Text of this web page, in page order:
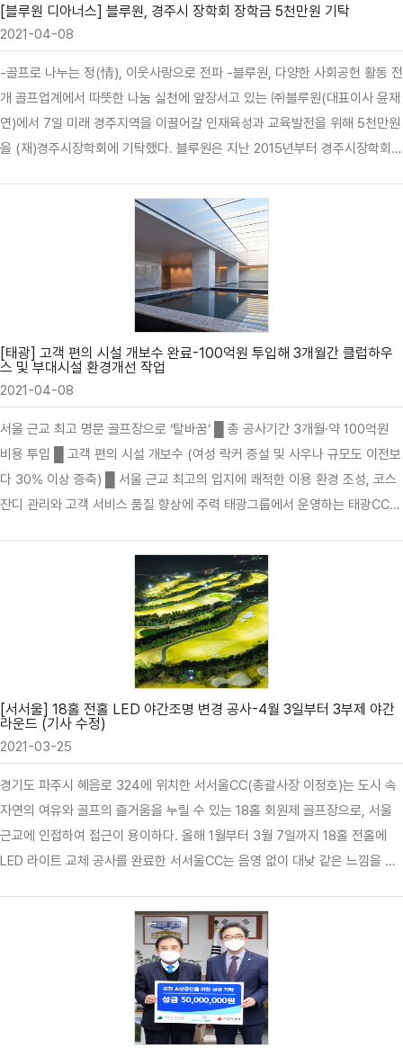
[블루원 디아너스] 블루원, 경주시 장학회 장학금 5천만원 기탁
2021-04-08
-골프로 나누는 정(情), 이웃사랑으로 전파 -블루원, 다양한 사회공헌 활동 전
개 골프업계에서 따뜻한 나눔 실천에 앞장서고 있는 ㈜블루원(대표이사 윤재
연)에서 7일 미래 경주지역을 이끌어갈 인재육성과 교육발전을 위해 5천만원
을 (재)경주시장학회에 기탁했다. 블루원은 지난 2015년부터 경주시장학회에
19로 인해 어려움을 겪고 있는 경주지역 학생들에게 희망을 전달하는데 목적
로 인해 힘들어 하는 경주 지역 학생들에게 작은 희망과 용기가 되길 바란
다”면서, “앞으로도 경주 지역 내 소외이웃에 대한 지원과 나눔의 선순환에 적
극적으로 앞장서겠다”고 강조했다. 이에 (재)경주시장학회 이사장(경주시장
주낙영)은 “코로나19로 사회적 양극화 심화가 우려되는 가운데 책임의식을
가지고 ‘노블레스 오블리주’ 정신을 발휘해 준 블루원…
[태광] 고객 편의 시설 개보수 완료-100억원 투입해 3개월간 클럽하우
스 및 부대시설 환경개선 작업
2021-04-08
서울 근교 최고 명문 골프장으로 ‘탈바꿈’ █ 총 공사기간 3개월∙약 100억원
비용 투입 █ 고객 편의 시설 개보수 (여성 락커 증설 및 사우나 규모도 이전보
다 30% 이상 증축) █ 서울 근교 최고의 입지에 쾌적한 이용 환경 조성, 코스
잔디 관리와 고객 서비스 품질 향상에 주력 태광그룹에서 운영하는 태광CC가
월에 걸쳐 클럽하우스 부대시설 증축 및 개보수 및 코스 배수 불량지 개선 공
사를 대대적으로 실시하였다. 이번 공사는 클럽하우스 노후 설비 전체교체, 남
녀 사우나 시설 증축과 리모델링, 골프 용품샵 확장, 코스 내 그늘집 환경 개선
과 무인 편의점 입점, 골프 연습장 전면 보수와 더불어 18홀 코스 배수 불량지
개선 및 그린 선형 공사를 시행함으로써 골프장의 수준을 획기…
[서서울] 18홀 전홀 LED 야간조명 변경 공사-4월 3일부터 3부제 야간
라운드 (기사 수정)
2021-03-25
경기도 파주시 혜음로 324에 위치한 서서울CC(총괄사장 이정호)는 도시 속
자연의 여유와 골프의 즐거움을 누릴 수 있는 18홀 회원제 골프장으로, 서울
근교에 인접하여 접근이 용이하다. 올해 1월부터 3월 7일까지 18홀 전홀에
LED 라이트 교체 공사를 완료한 서서울CC는 음영 없이 대낮 같은 느낌을 줄
샷 시 그림자가 발생하지 않도록 개선하였으며, 기존 조명에 비해 밝기가 향상
되어 그린 플레이 시 그린 라이까지 선명하게 확인이 가능하다. 야간에도 밤하
늘을 수놓는 별빛처럼 환한 조명과 시원하게 탁 트인 전망. 서서울CC만이 가
진 색다른 매력으로 수많은 골퍼들을 유혹하고 있다. 전년도 클럽하우스 리모
델링도 완료하여 편리한 시설이용이 가능하며, 연중 우수한 코스 컨디션 유지